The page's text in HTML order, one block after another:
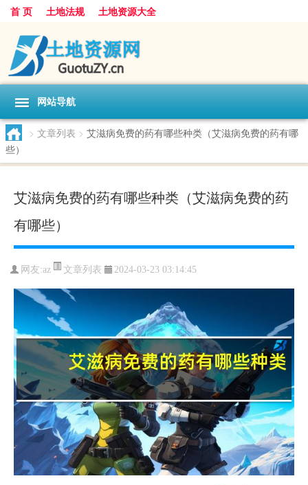
首 页 土地法规 土地资源大全
网站导航
> 文章列表 > 艾滋病免费的药有哪些种类（艾滋病免费的药有哪
些）
艾滋病免费的药有哪些种类（艾滋病免费的药
有哪些）
网友:az 文章列表 2024-03-23 03:14:45